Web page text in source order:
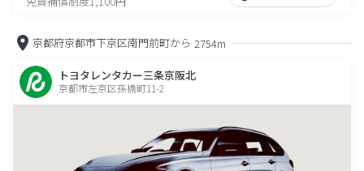
京都府京都市下京区南門前町から 2754m
トヨタレンタカー三条京阪北
京都市左京区孫橋町11-2